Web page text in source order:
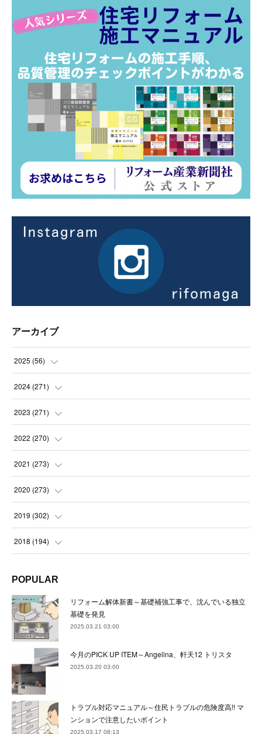
アーカイブ
2025 (56)
(14
(21
(21
2024 (271)
(21
(22
(23
(22
(24)
22)
(22)
(22)
(25
2023 (271)
(22
(23
(23
(21
(23 )
(24
(21
(24)
(21
( 23)
2022 (270)
(23
(23
(22
(23
(22 )
(23
(23
(22)
(24
( 21)
2021 (273)
(24
(23
(22
(23)
(23
(22)
(23
( 24)
2020 (273)
(24
(22
(22)
(24
(24)
(23
( 21)
2019 (302)
(23
(22)
(21)
(27)
(22
33)
2018 (194)
(17)
(32)
(36)
(30
34)
POPULAR
リフォーム解体新書～基礎補強工事で、沈んでいる独立
基礎を発見
2025.03.21 03:00
今月のPICK UP ITEM～Angelina、軒天12 トリスタ
2025.03.20 03:00
トラブル対応マニュアル～住民トラブルの危険度高!! マ
ンションで注意したいポイント
2025.03.17 08:13